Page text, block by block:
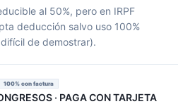
al 50%, pero en IRPF
deducción salvo uso 100%
de demostrar).
100% con factura
· PAGA CON TARJETA